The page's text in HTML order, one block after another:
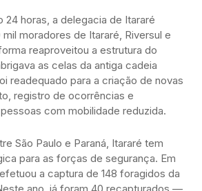
24 horas, a delegacia de Itararé
moradores de Itararé, Riversul e
reaproveitou a estrutura do
as celas da antiga cadeia
readequado para a criação de novas
registro de ocorrências e
com mobilidade reduzida.
São Paulo e Paraná, Itararé tem
para as forças de segurança. Em
a captura de 148 foragidos da
ano, já foram 40 recapturados —